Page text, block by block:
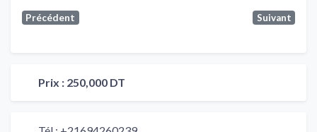
Précédent Suivant
Prix : 250,000 DT